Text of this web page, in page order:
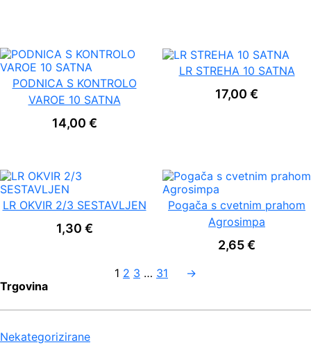
Trgovina
Nekategorizirane
PODNICA S KONTROLO
VAROE 10 SATNA
14,00 €
LR STREHA 10 SATNA
17,00 €
LR OKVIR 2/3 SESTAVLJEN
1,30 €
Pogača s cvetnim prahom
Agrosimpa
2,65€
1 2 3 … 31 →